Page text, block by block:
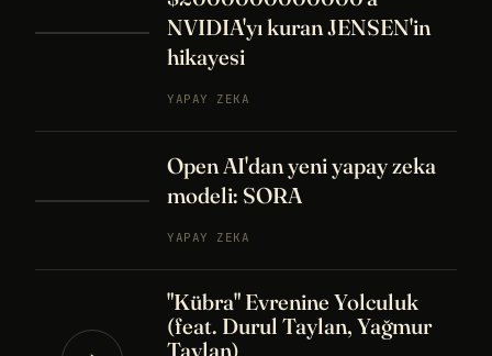
NVIDIA'yı kuran JENSEN'in
hikayesi
YAPAY ZEKA
Open AI'dan yeni yapay zeka
modeli: SORA
YAPAY ZEKA
"Kübra" Evrenine Yolculuk
(feat. Durul Taylan, Yağmur
Taylan)